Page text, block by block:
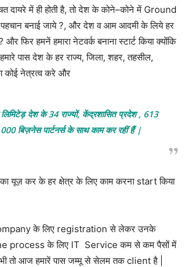
दायरे में ही होती है, तो देश के कोने–कोने में Ground
बनाई जाये ?, और देश व आम आदमी के लिये हर
फिर हमनें हमारा नेटवर्क बनाना स्टार्ट किया क्योंकि
पास देश के हर राज्य, जिला, शहर, तहसील,
कोई नेत्रत्व करे और
देश के 34 राज्यों, केंद्रशासित प्रदेश , 613
बिज़नेस पार्टनर्स के साथ काम कर रहीं हैं |
यूज़ कर के हर क्षेत्र के लिए काम करना start किया
के लिए registration से लेकर उनके
process के लिए IT Service कम से कम पैसों में
तो आज हमारें पास जम्मू से सेलम तक client है |